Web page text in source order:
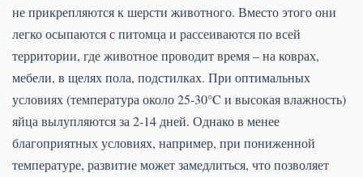
не прикрепляются к шерсти животного. Вместо этого они
легко осыпаются с питомца и рассеиваются по всей
территории, где животное проводит время – на коврах,
мебели, в щелях пола, подстилках. При оптимальных
условиях (температура около 25-30°C и высокая влажность)
яйца вылупляются за 2-14 дней. Однако в менее
благоприятных условиях, например, при пониженной
температуре, развитие может замедлиться, что позволяет